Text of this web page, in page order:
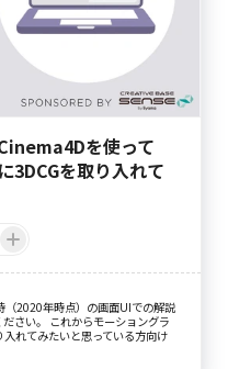
を使って
3DCGを取り入れて
2020年時点）の画面UIでの解説
さい。 これからモーショングラ
れてみたいと思っている方向け